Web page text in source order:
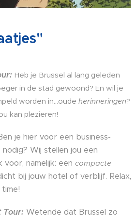
: Heb je Brussel al lang geleden
in de stad gewoond? En wil je
worden in…oude herinneringen?
kan plezieren!
je hier voor een business-
Wij stellen jou een
namelijk: een compacte
bij jouw hotel of verblijf. Relax,
Tour: Wetende dat Brussel zo